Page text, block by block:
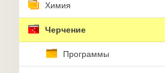
Химия
Черчение
Программы